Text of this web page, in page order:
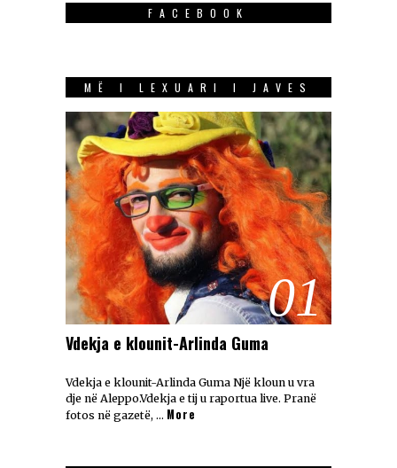
FACEBOOK
MË I LEXUARI I JAVES
01
Vdekja e klounit-Arlinda Guma
Vdekja e klounit-Arlinda Guma Një kloun u vra
dje në Aleppo.Vdekja e tij u raportua live. Pranë
fotos në gazetë, … More